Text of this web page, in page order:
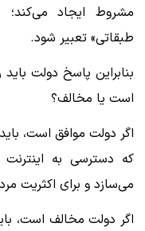
مشروط ایجاد می‌کند؛
طبقاتی» تعبیر شود.
بنابراین پاسخ دولت
است یا مخالف؟
اگر دولت موافق است،
که دسترسی به
می‌سازد و برای اکثریت
اگر دولت مخالف است،